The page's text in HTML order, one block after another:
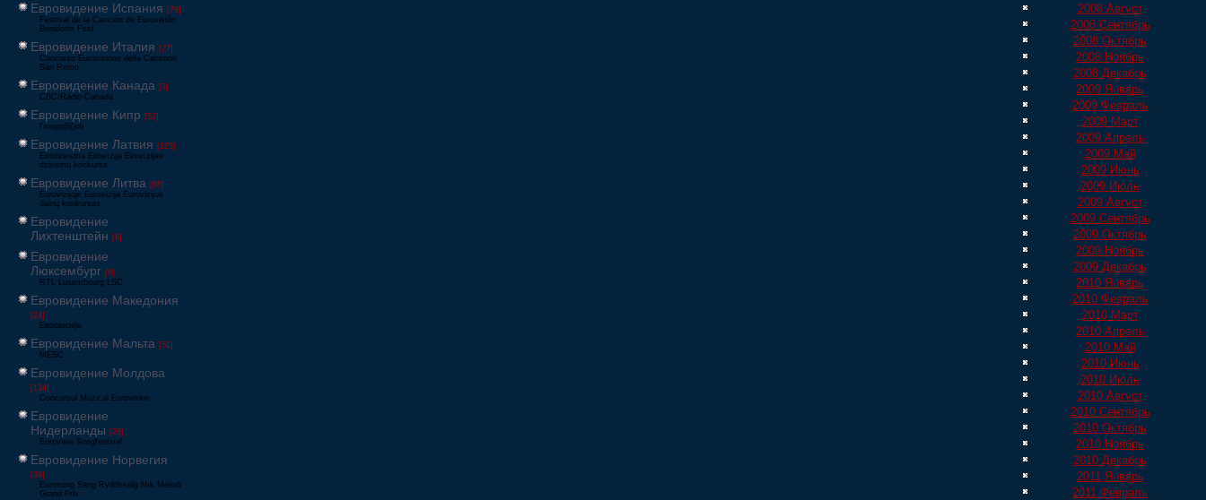
Евровидение Испания [79]
Festival de la Canción de Eurovisión
Benidorm Fest
Евровидение Италия [27]
Concorso Eurovisione della Canzone
San Remo
Евровидение Канада [3]
CBC/Radio-Canada
Евровидение Кипр [52]
Γιουροβίζιον
Евровидение Латвия [125]
Eirodziesma Eirovīzija Eirovīzijas
dziesmu konkurss
Евровидение Литва [65]
Eurovizijoje Eurovizija Eurovizijos
dainų konkursas
Евровидение
Лихтенштейн [6]
Евровидение
Люксембург [6]
RTL Luxembourg LSC
Евровидение Македония
[24]
Евровизија
Евровидение Мальта [51]
MESC
Евровидение Молдова
[134]
Concursul Muzical Eurovision
Евровидение
Нидерланды [26]
Eurovisie Songfestival
Евровидение Норвегия
[39]
Eurosong Sang Ryddesalg Nrk Melodi
Grand Prix
2008 Август
2008 Сентябрь
2008 Октябрь
2008 Ноябрь
2008 Декабрь
2009 Январь
2009 Февраль
2009 Март
2009 Апрель
2009 Май
2009 Июнь
2009 Июль
2009 Август
2009 Сентябрь
2009 Октябрь
2009 Ноябрь
2009 Декабрь
2010 Январь
2010 Февраль
2010 Март
2010 Апрель
2010 Май
2010 Июнь
2010 Июль
2010 Август
2010 Сентябрь
2010 Октябрь
2010 Ноябрь
2010 Декабрь
2011 Январь
2011 Февраль